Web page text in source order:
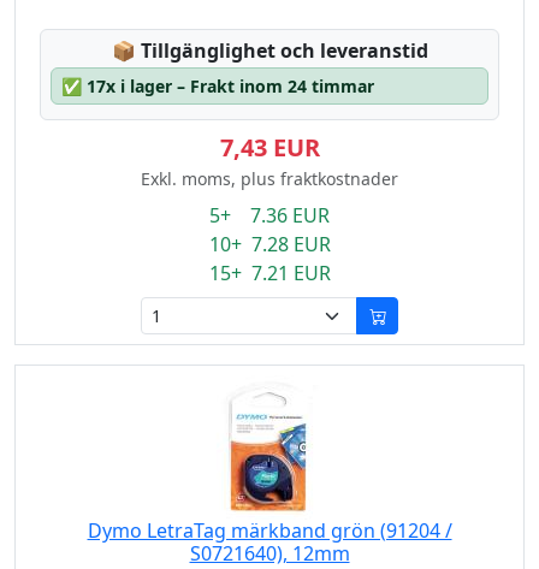
📦 Lagerstatus:
Tillgänglighet och leveranstid
✅ 17x i lager – Frakt inom 24 timmar
7,43 EUR
Exkl. moms, plus fraktkostnader
5+ 7.36 EUR
10+ 7.28 EUR
15+ 7.21 EUR
Dymo LetraTag märkband grön (91204 /
S0721640), 12mm